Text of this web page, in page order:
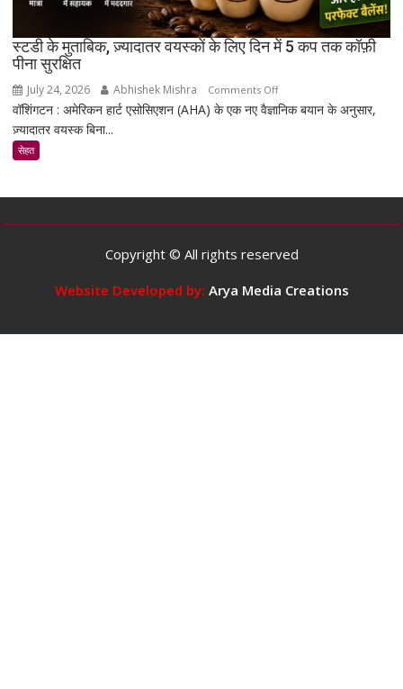
को
बेहतर
है
स्टडी के मुताबिक, ज़्यादातर वयस्कों के लिए दिन में 5 कप तक कॉफ़ी
पीना सुरक्षित
July 24, 2026 Abhishek Mishra Comments Offon
स्टडी
लिए
5
वॉशिंगटन : अमेरिकन हार्ट एसोसिएशन (AHA) के एक नए वैज्ञानिक बयान के अनुसार,
ज़्यादातर वयस्क बिना...
सेहत
Copyright © All rights reserved
Website Developed by: Arya Media Creations